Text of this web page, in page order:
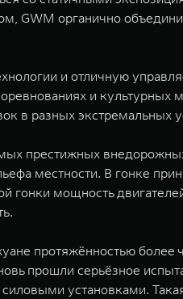
GWM органично
и отличную
и культурных
в разных экстремальных
престижных
местности. В гонке
гонки мощность
протяжённостью
прошли серьёзное
установками.